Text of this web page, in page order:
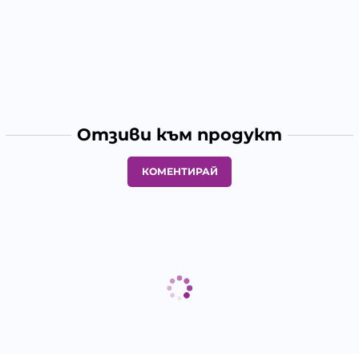
Отзиви към продукт
КОМЕНТИРАЙ